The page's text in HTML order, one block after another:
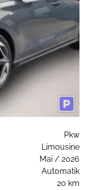
Pkw
Limousine
Mai / 2026
Automatik
20 km